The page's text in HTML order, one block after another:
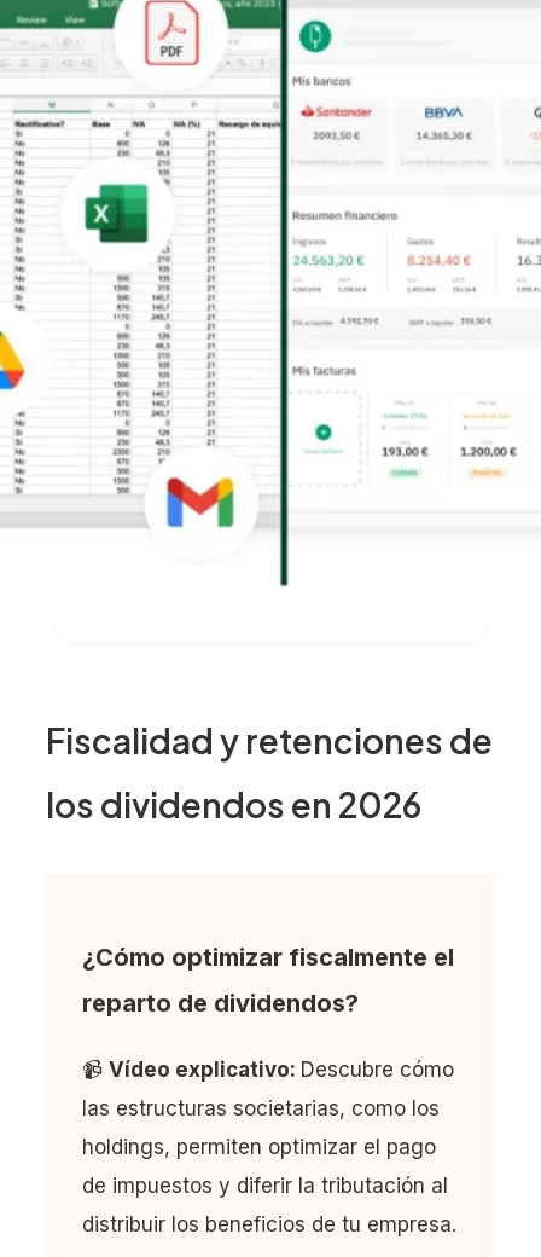
Fiscalidad y retenciones de
los dividendos en 2026
¿Cómo optimizar fiscalmente el
reparto de dividendos?
📹 Vídeo explicativo: Descubre cómo
las estructuras societarias, como los
holdings, permiten optimizar el pago
de impuestos y diferir la tributación al
distribuir los beneficios de tu empresa.